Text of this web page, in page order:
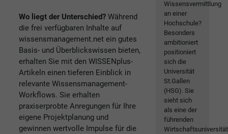
Wo liegt der Unterschied? Während
die frei verfügbaren Inhalte auf
wissensmanagement.net ein gutes
Basis- und Überblickswissen bieten,
erhalten Sie mit den WISSENplus-
Artikeln einen tieferen Einblick in
relevante Wissensmanagement-
Workflows. Sie erhalten
praxiserprobte Anregungen für Ihre
eigene Projektplanung und
gewinnen wertvolle Impulse für die
Wissensvermittlung
an einer
Hochschule?
Besonders
ambitioniert
positioniert
sich die
Universität
St.Gallen
(HSG). Sie
sieht sich
als eine der
führenden